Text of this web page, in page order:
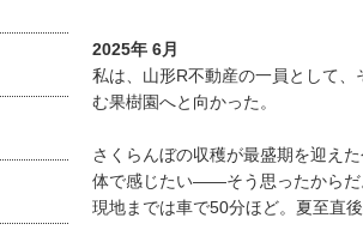
2025年 6月
私は、山形R不動産の一員として
む果樹園へと向かった。
さくらんぼの収穫が最盛期を迎え
体で感じたい――そう思ったからだ
現地までは車で50分ほど。夏至直